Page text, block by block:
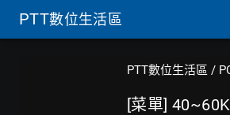
PTT數位生活區
PTT數位生活區 /
[菜單]